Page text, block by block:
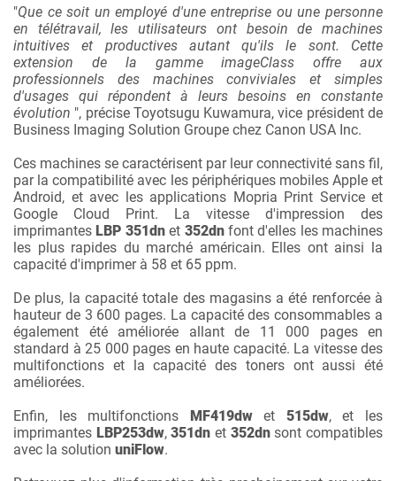
"Que ce soit un employé d'une entreprise ou une personne
en télétravail, les utilisateurs ont besoin de machines
intuitives et productives autant qu'ils le sont. Cette
extension de la gamme imageClass offre aux
professionnels des machines conviviales et simples
d'usages qui répondent à leurs besoins en constante
évolution ", précise Toyotsugu Kuwamura, vice président de
Business Imaging Solution Groupe chez Canon USA Inc.
Ces machines se caractérisent par leur connectivité sans fil,
par la compatibilité avec les périphériques mobiles Apple et
Android, et avec les applications Mopria Print Service et
Google Cloud Print. La vitesse d'impression des
imprimantesLBP 351dnet 352dnfont d'elles les machines
les plus rapides du marché américain. Elles ont ainsi la
capacité d'imprimer à 58 et 65 ppm.
De plus, la capacité totale des magasins a été renforcée à
hauteur de 3 600 pages. La capacité des consommables a
également été améliorée allant de 11 000 pages en
standard à 25 000 pages en haute capacité. La vitesse des
multifonctions et la capacité des toners ont aussi été
améliorées.
Enfin, les multifonctions MF419dwet 515dw, et les
imprimantes LBP253dw,351dn et 352dnsont compatibles
avec la solution uniFlow.